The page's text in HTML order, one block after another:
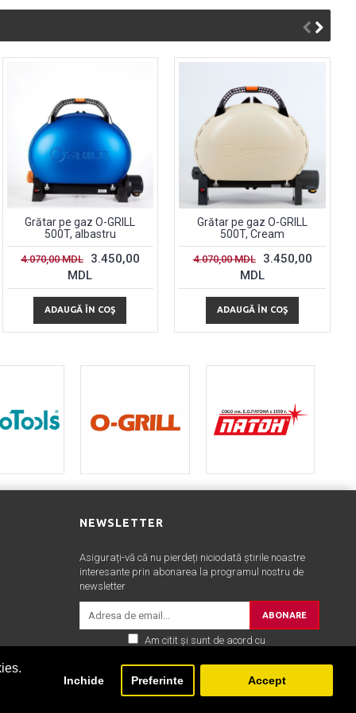
Inchide Preferinte Accept
Grătar pe gaz O-GRILL
500T, albastru
4.070,00 MDL
3.450,00
MDL
ADAUGĂ ÎN COŞ
Grătar pe gaz O-GRILL
500T, Cream
4.070,00 MDL
3.450,00
MDL
ADAUGĂ ÎN COŞ
NEWSLETTER
Asigurați-vă că nu pierdeți niciodată știrile noastre
interesante prin abonarea la programul nostru de
newsletter
ABONARE
Am citit şi sunt de acord cu